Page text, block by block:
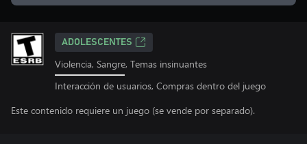
ADOLESCENTES
Violencia, Sangre, Temas insinuantes
Interacción de usuarios, Compras dentro del juego
Este contenido requiere un juego (se vende por separado).